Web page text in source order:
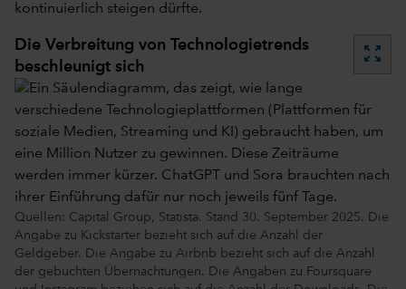
kontinuierlich steigen dürfte.
Die Verbreitung von Technologietrends
beschleunigt sich
zoom_out_map
Quellen: Capital Group, Statista. Stand 30. September 2025. Die
Angabe zu Kickstarter bezieht sich auf die Anzahl der
Geldgeber. Die Angabe zu Airbnb bezieht sich auf die Anzahl
der gebuchten Übernachtungen. Die Angaben zu Foursquare